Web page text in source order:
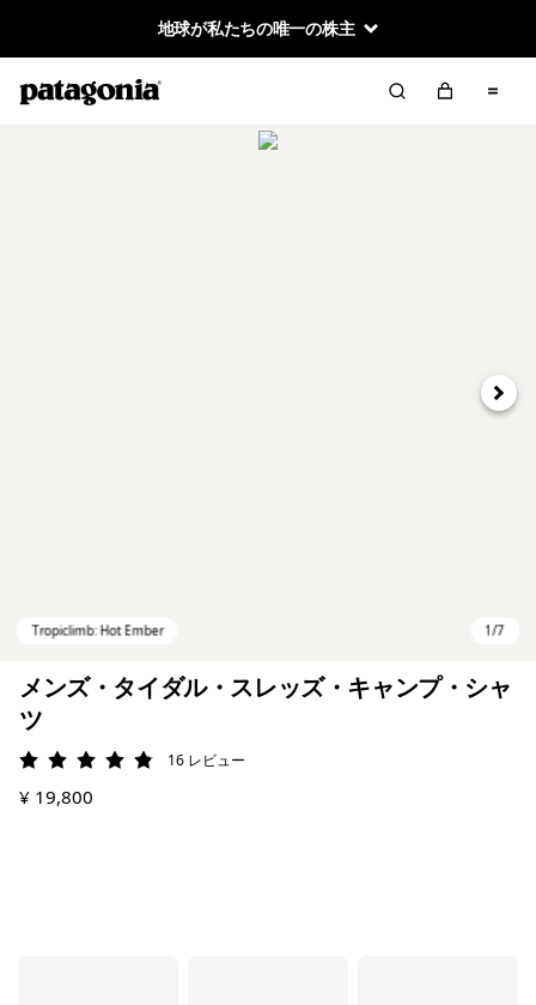
地球が私たちの唯一の株主
次へ
メンズ・タイダル・スレッズ・キャンプ・シャ
ツ
評価: 4.9 / 5
16 レビュー
¥ 19,800